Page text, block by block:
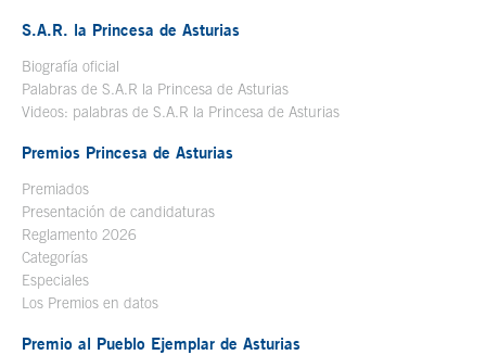
S.A.R. la Princesa de Asturias
Biografía oficial
Palabras de S.A.R la Princesa de Asturias
Videos: palabras de S.A.R la Princesa de Asturias
Premios Princesa de Asturias
Premiados
Presentación de candidaturas
Reglamento 2026
Categorías
Especiales
Los Premios en datos
Premio al Pueblo Ejemplar de Asturias